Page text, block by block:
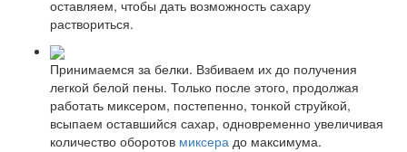
оставляем, чтобы дать возможность сахару
раствориться.
Принимаемся за белки. Взбиваем их до получения
легкой белой пены. Только после этого, продолжая
работать миксером, постепенно, тонкой струйкой,
всыпаем оставшийся сахар, одновременно увеличивая
количество оборотов миксера до максимума.